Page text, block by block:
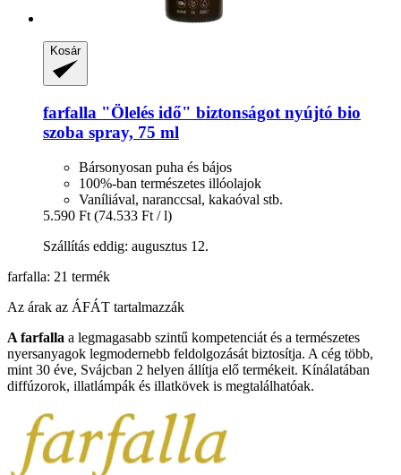
Kosár
farfalla "Ölelés idő" biztonságot nyújtó bio
szoba spray, 75 ml
Bársonyosan puha és bájos
100%-ban természetes illóolajok
Vaníliával, naranccsal, kakaóval stb.
5.590 Ft (74.533 Ft / l)
Szállítás eddig: augusztus 12.
farfalla: 21 termék
Az árak az ÁFÁT tartalmazzák
A farfalla a legmagasabb szintű kompetenciát és a természetes
nyersanyagok legmodernebb feldolgozását biztosítja. A cég több,
mint 30 éve, Svájcban 2 helyen állítja elő termékeit. Kínálatában
diffúzorok, illatlámpák és illatkövek is megtalálhatóak.